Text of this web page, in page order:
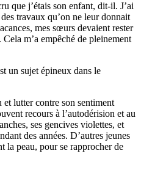
que j’étais son enfant, dit-il. J’ai
travaux qu’on ne leur donnait
mes sœurs devaient rester
m’a empêché de pleinement
un sujet épineux dans le
et lutter contre son sentiment
recours à l’autodérision et au
ses gencives violettes, et
des années. D’autres jeunes
la peau, pour se rapprocher de